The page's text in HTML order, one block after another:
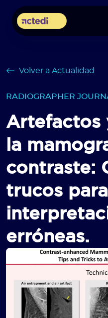
Volver a Actualidad
RADIOGRAPHER
Artefactos
la
contraste:
trucos
erróneas.